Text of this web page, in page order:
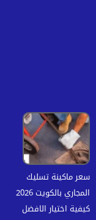
سعر ماكينة تسليك
المجاري بالكويت 2026
كيفية اختيار الافضل